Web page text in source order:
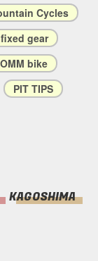
Cycles
fixed gear
OMM bike
PIT TIPS
KAGOSHIMA